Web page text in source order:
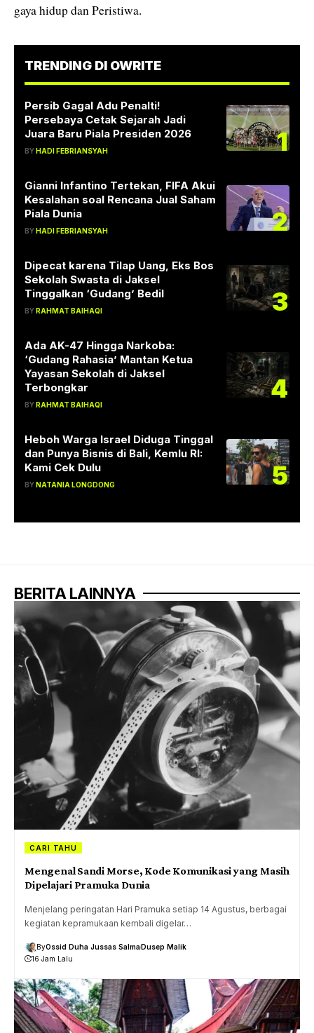
gaya hidup dan Peristiwa.
TRENDING DI OWRITE
Persib Gagal Adu Penalti!
Persebaya Cetak Sejarah Jadi
Juara Baru Piala Presiden 2026
BYHADI FEBRIANSYAH 1
Gianni Infantino Tertekan, FIFA Akui
Kesalahan soal Rencana Jual Saham
Piala Dunia
BYHADI FEBRIANSYAH 2
Dipecat karena Tilap Uang, Eks Bos
Sekolah Swasta di Jaksel
Tinggalkan ‘Gudang’ Bedil
BYRAHMAT BAIHAQI 3
Ada AK-47 Hingga Narkoba:
‘Gudang Rahasia’ Mantan Ketua
Yayasan Sekolah di Jaksel
Terbongkar
BYRAHMAT BAIHAQI
4
Heboh Warga Israel Diduga Tinggal
dan Punya Bisnis di Bali, Kemlu RI:
Kami Cek Dulu
BYNATANIA LONGDONG 5
BERITA LAINNYA
CARI TAHU
Mengenal Sandi Morse, Kode Komunikasi yang Masih
Dipelajari Pramuka Dunia
Menjelang peringatan Hari Pramuka setiap 14 Agustus, berbagai
kegiatan kepramukaan kembali digelar…
ByOssid Duha Jussas SalmaDusep Malik
16 Jam Lalu